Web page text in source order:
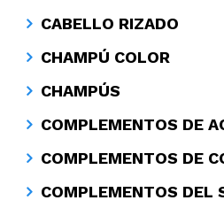
CABELLO RIZADO
CHAMPÚ COLOR
CHAMPÚS
COMPLEMENTOS DE
COMPLEMENTOS DE
COMPLEMENTOS DEL